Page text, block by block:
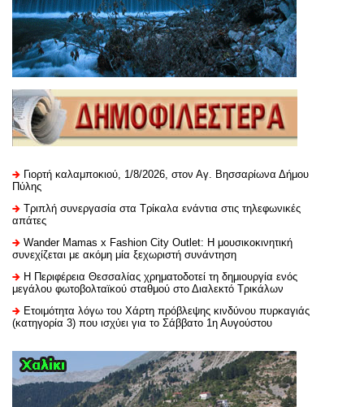
Γιορτή καλαμποκιού, 1/8/2026, στον Αγ. Βησσαρίωνα Δήμου
Πύλης
Τριπλή συνεργασία στα Τρίκαλα ενάντια στις τηλεφωνικές
απάτες
Wander Mamas x Fashion City Outlet: Η μουσικοκινητική
συνεχίζεται με ακόμη μία ξεχωριστή συνάντηση
H Περιφέρεια Θεσσαλίας χρηματοδοτεί τη δημιουργία ενός
μεγάλου φωτοβολταϊκού σταθμού στο Διαλεκτό Τρικάλων
Ετοιμότητα λόγω του Χάρτη πρόβλεψης κινδύνου πυρκαγιάς
(κατηγορία 3) που ισχύει για το Σάββατο 1η Αυγούστου